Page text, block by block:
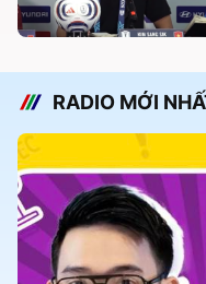
RADIO MỚI